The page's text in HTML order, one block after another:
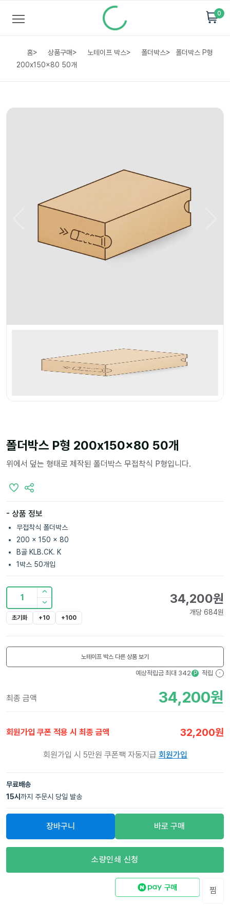
0
홈> 상품구매> 노테이프 박스> 폴더박스>
폴더박스 P형
200x150x80 50개
폴더박스 P형 200x150x80 50개
위에서 덮는 형태로 제작된 폴더박스 무접착식 P형입니다.
- 상품 정보
무접착식 폴더박스
200 x 150 x 80
B골 KLB.CK. K
1박스 50개입
1
초기화 +10 +100
34,200원
개당 684원
노테이프 박스 다른 상품 보기
예상적립금 최대 342 P 적립 ?
최종 금액 34,200원
회원가입 쿠폰 적용 시 최종 금액 32,200원
회원가입 시 5만원 쿠폰팩 자동지급 회원가입
무료배송
15시 까지 주문시 당일 발송
장바구니 바로 구매
소량인쇄 신청
찜